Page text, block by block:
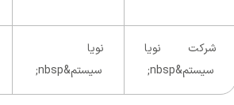
شرکت نویا
سیستم&nbsp;
نویا
سیستم&nbsp;